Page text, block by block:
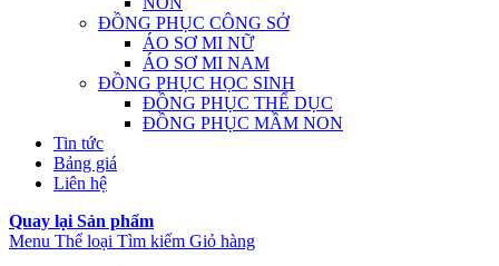
ĐỒNG PHỤC CÔNG SỞ
ÁO SƠ MI NỮ
ÁO SƠ MI NAM
ĐỒNG PHỤC HỌC SINH
ĐỒNG PHỤC THỂ DỤC
ĐỒNG PHỤC MẦM NON
Tin tức
Bảng giá
Liên hệ
Quay lại Sản phẩm
Menu Thể loại Tìm kiếm Giỏ hàng